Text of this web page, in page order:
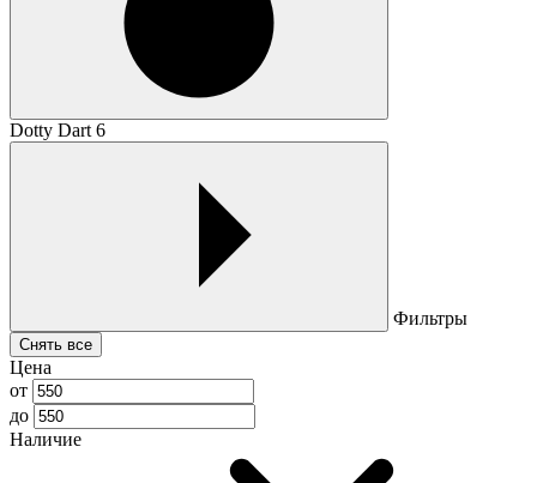
Dotty Dart 6
Фильтры
Снять все
Цена
от
до
Наличие